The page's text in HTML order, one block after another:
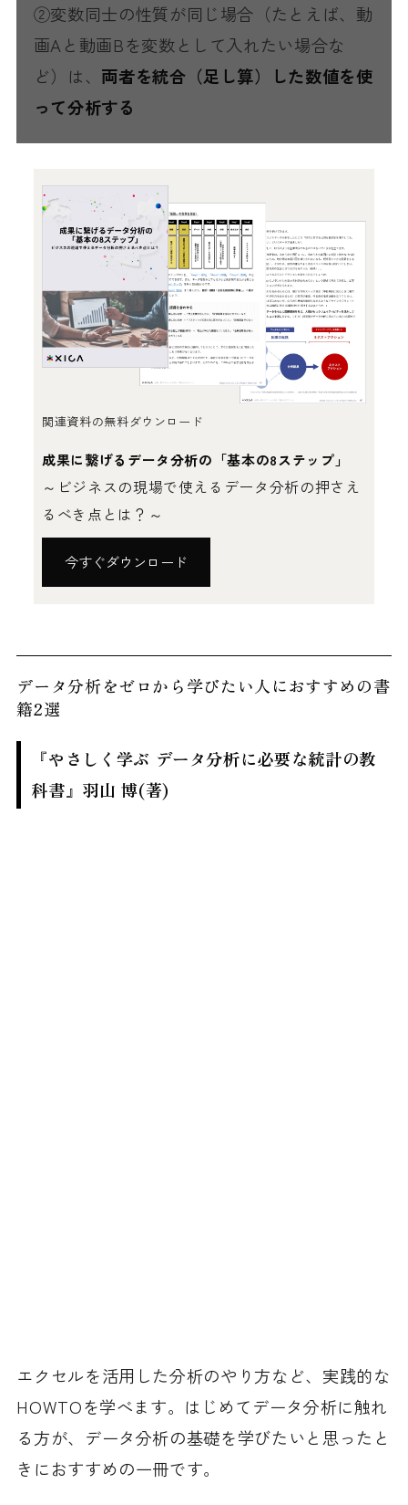
②変数同士の性質が同じ場合（たとえば、動
画Aと動画Bを変数として入れたい場合な
ど）は、 両者を統合（足し算）した数値を使
って分析する
関連資料の無料ダウンロード
成果に繋げるデータ分析の「基本の8ステップ」
～ビジネスの現場で使えるデータ分析の押さえ
るべき点とは？～
今すぐダウンロード
データ分析をゼロから学びたい人におすすめの書
籍2選
『やさしく学ぶ データ分析に必要な統計の教
科書』羽山 博(著)
エクセルを活用した分析のやり方など、実践的な
HOWTOを学べます。はじめてデータ分析に触れ
る方が、データ分析の基礎を学びたいと思ったと
きにおすすめの一冊です。